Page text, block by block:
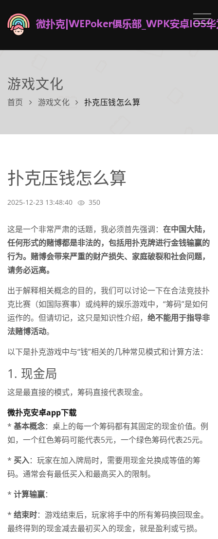
游戏文化
首页 游戏文化 扑克压钱怎么算
扑克压钱怎么算
2025-12-23 13:48:40 350
这是一个非常严肃的话题，我必须首先强调： 在中国大陆，
任何形式的赌博都是非法的，包括用扑克牌进行金钱输赢的
行为。赌博会带来严重的财产损失、家庭破裂和社会问题，
请务必远离。
出于解释相关概念的目的，我们可以讨论一下在合法竞技扑
克比赛（如国际赛事）或纯粹的娱乐游戏中，“筹码”是如何
运作的。但请切记，这只是知识性介绍， 绝不能用于指导非
法赌博活动。
以下是扑克游戏中与“钱”相关的几种常见模式和计算方法：
1. 现金局
这是最直接的模式，筹码直接代表现金。
微扑克安卓app下载
* 基本概念：桌上的每一个筹码都有其固定的现金价值。例
如，一个红色筹码可能代表5元，一个绿色筹码代表25元。
* 买入：玩家在加入牌局时，需要用现金兑换成等值的筹
码。通常会有最低买入和最高买入的限制。
* 计算输赢：
* 结束时：游戏结束后，玩家将手中的所有筹码换回现金。
最终得到的现金减去最初买入的现金，就是盈利或亏损。